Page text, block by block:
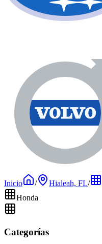
Inicio
/ Hialeah, FL/
Honda
Categorías